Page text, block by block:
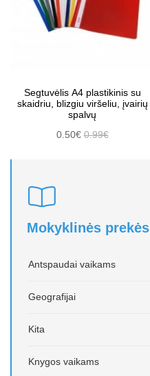
Segtuvėlis A4 plastikinis su
skaidriu, blizgiu viršeliu, įvairių
spalvų
0.50€0.99€
Mokyklinės prekės
Antspaudai vaikams
Geografijai
Kita
Knygos vaikams